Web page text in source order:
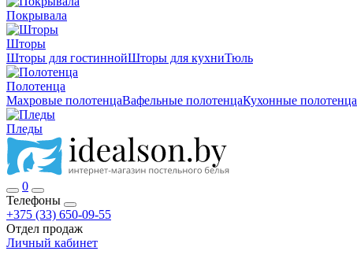
Покрывала
Шторы
Шторы для гостиннойШторы для кухниТюль
Полотенца
Махровые полотенцаВафельные полотенцаКухонные полотенца
Пледы
0
Телефоны
+375 (33) 650-09-55
Отдел продаж
Личный кабинет